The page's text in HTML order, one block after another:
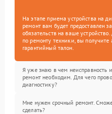
На этапе приема устройства на
ремонт вам будет предоставлен
обязательств на ваше
по ремонту техники, вы
гарантийный талон.
Я уже знаю в чем неисправность
ремонт необходим. Для чего
диагностику?
Мне нужен срочный ремонт.
сделать?